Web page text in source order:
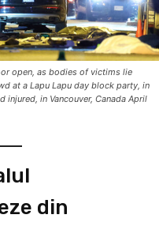
open, as bodies of victims lie
at a Lapu Lapu day block party, in
in Vancouver, Canada April
din